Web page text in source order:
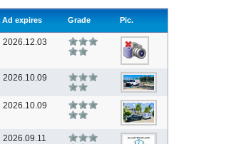
Ad expires Grade Pic.
2026.12.03
2026.10.09
2026.10.09
2026.09.11